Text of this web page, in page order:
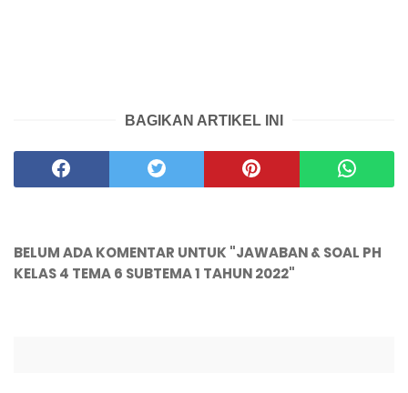
BAGIKAN ARTIKEL INI
BELUM ADA KOMENTAR UNTUK "JAWABAN & SOAL PH
KELAS 4 TEMA 6 SUBTEMA 1 TAHUN 2022"